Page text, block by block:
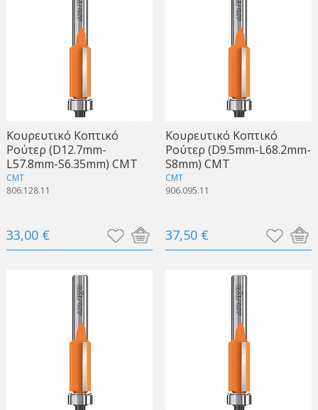
Κουρευτικό Κοπτικό
Ρούτερ (D12.7mm-
L57.8mm-S6.35mm) CMT
CMT
806.128.11
33,00 €
Κουρευτικό Κοπτικό
Ρούτερ (D9.5mm-L68.2mm-
S8mm) CMT
CMT
906.095.11
37,50 €